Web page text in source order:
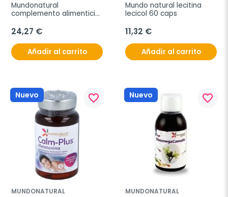
Mundonatural
complemento alimenticio
24,27 €
Añadir al carrito
Mundo natural lecitina
lecicol 60 caps
11,32 €
Añadir al carrito
Nuevo favorite_border
MUNDONATURAL
Nuevo favorite_border
MUNDONATURAL